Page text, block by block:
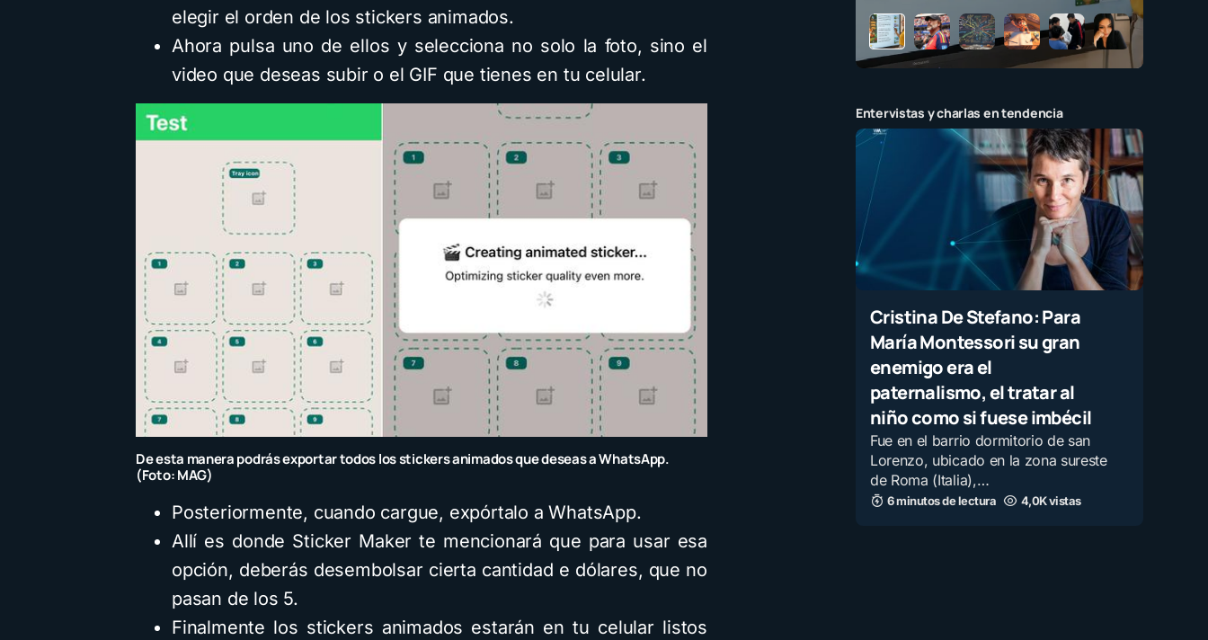
elegir el orden de los stickers animados.
Ahora pulsa uno de ellos y selecciona no solo la foto, sino el
video que deseas subir o el GIF que tienes en tu celular.
De esta manera podrás exportar todos los stickers animados que deseas a WhatsApp.
(Foto: MAG)
Posteriormente, cuando cargue, expórtalo a WhatsApp.
Allí es donde Sticker Maker te mencionará que para usar esa
opción, deberás desembolsar cierta cantidad e dólares, que no
pasan de los 5.
Finalmente los stickers animados estarán en tu celular listos
Entervistas y charlas en tendencia
Cristina De Stefano: Para
María Montessori su gran
enemigo era el
paternalismo, el tratar al
niño como si fuese imbécil
Fue en el barrio dormitorio de san
Lorenzo, ubicado en la zona sureste
de Roma (Italia),…
6 minutos de lectura 4,0K vistas